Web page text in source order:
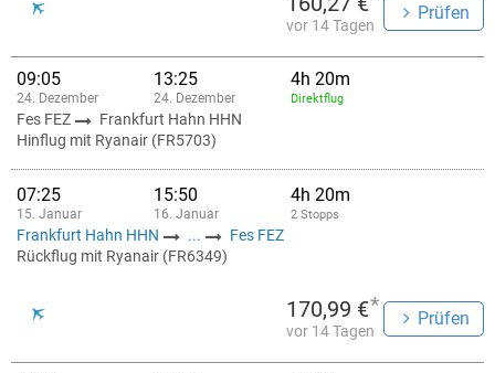
vor 14 Tagen
Prüfen
09:05
24. Dezember
13:25
24. Dezember
4h 20m
Direktflug
Fes FEZ
Frankfurt Hahn HHN
Hinflug mit Ryanair (FR5703)
07:25
15. Januar
15:50
16. Januar
4h 20m
2 Stopps
Frankfurt Hahn HHN ...
Fes FEZ
Rückflug mit Ryanair (FR6349)
170,99 €*
vor 14 Tagen
Prüfen